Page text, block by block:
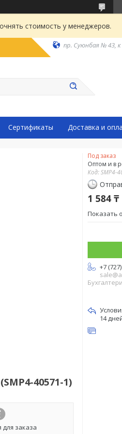
стоимость у менеджеров.
пр. Суюнбая № 43,
Сертификаты Доставка и
40571-1)
заказа
Под заказ
Оптом и в
Код:SMP4-
1 584 ₸
Показать
+7
14